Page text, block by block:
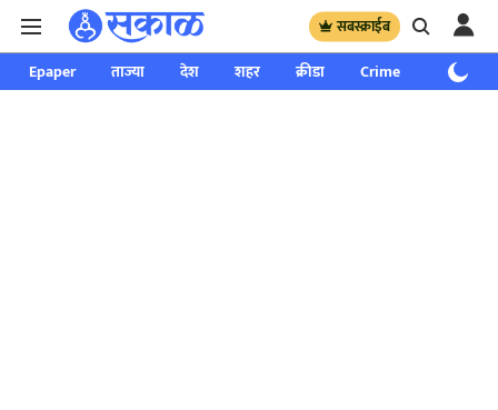
सबस्क्राईब
Epaper ताज्या देश शहर क्रीडा Crime साप्ताहिक